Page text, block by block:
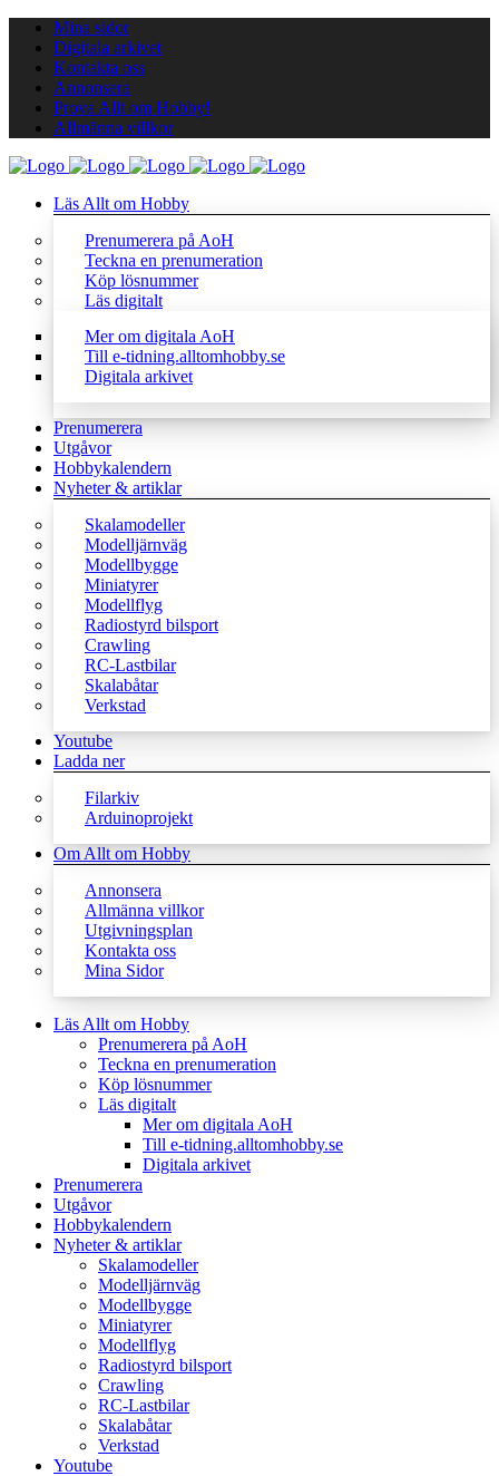
Mina sidor
Digitala arkivet
Kontakta oss
Annonsera
Prova Allt om Hobby!
Allmänna villkor
Läs Allt om Hobby
Prenumerera på AoH
Teckna en prenumeration
Köp lösnummer
Läs digitalt
Mer om digitala AoH
Till e-tidning.alltomhobby.se
Digitala arkivet
Prenumerera
Utgåvor
Hobbykalendern
Nyheter & artiklar
Skalamodeller
Modelljärnväg
Modellbygge
Miniatyrer
Modellflyg
Radiostyrd bilsport
Crawling
RC-Lastbilar
Skalabåtar
Verkstad
Youtube
Ladda ner
Filarkiv
Arduinoprojekt
Om Allt om Hobby
Annonsera
Allmänna villkor
Utgivningsplan
Kontakta oss
Mina Sidor
Läs Allt om Hobby
Prenumerera på AoH
Teckna en prenumeration
Köp lösnummer
Läs digitalt
Mer om digitala AoH
Till e-tidning.alltomhobby.se
Digitala arkivet
Prenumerera
Utgåvor
Hobbykalendern
Nyheter & artiklar
Skalamodeller
Modelljärnväg
Modellbygge
Miniatyrer
Modellflyg
Radiostyrd bilsport
Crawling
RC-Lastbilar
Skalabåtar
Verkstad
Youtube